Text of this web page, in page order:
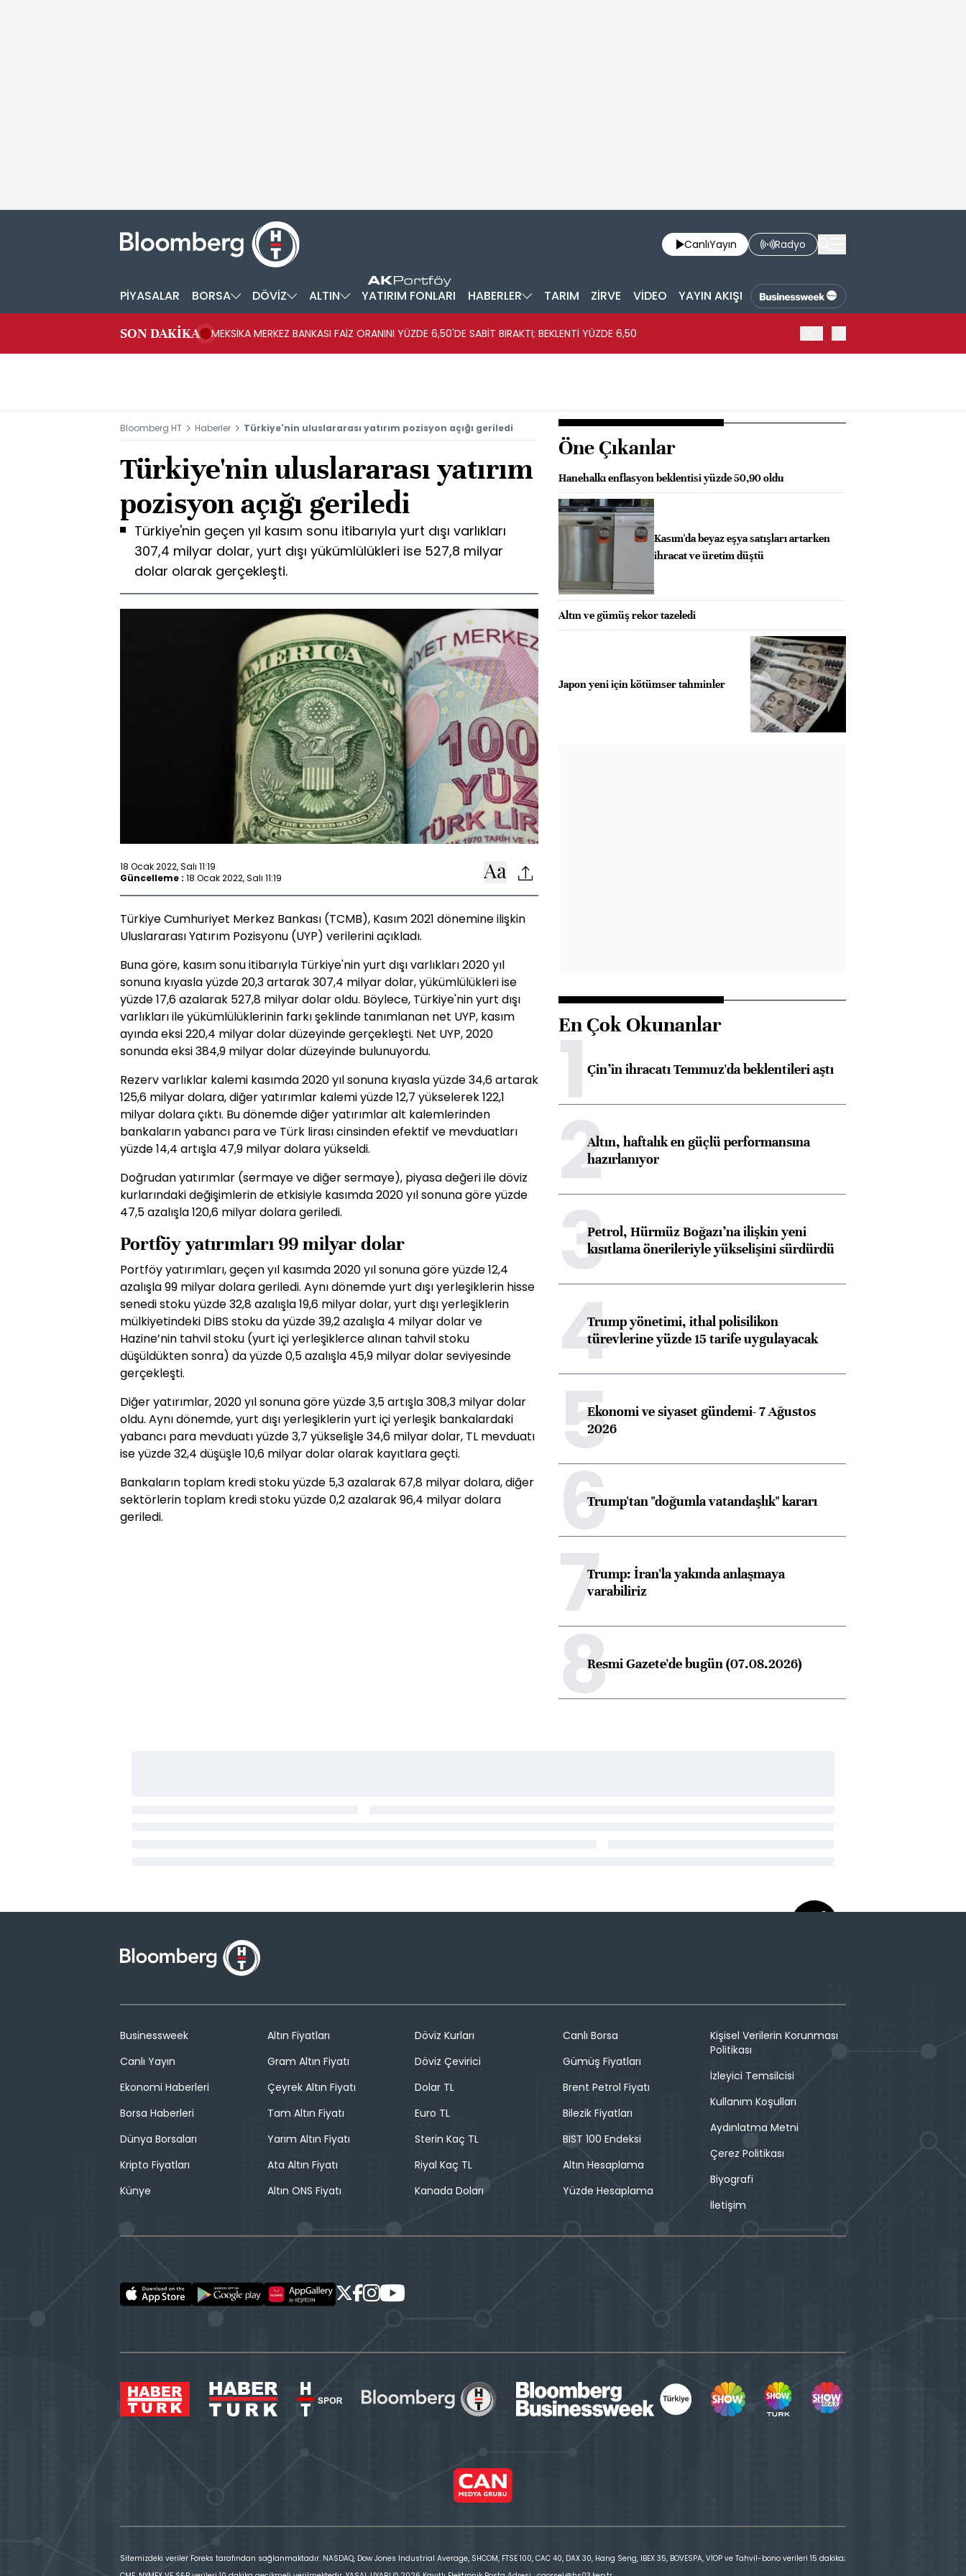
CanlıYayın Radyo
PİYASALAR BORSA DÖVİZ ALTIN YATIRIM FONLARI HABERLER TARIM ZİRVE VİDEO YAYIN AKIŞI
SON DAKİKA MEKSİKA MERKEZ BANKASI FAİZ ORANINI YÜZDE 6,50'DE SABİT BIRAKTI; BEKLENTİ YÜZDE 6,50
Bloomberg HT Haberler Türkiye'nin uluslararası yatırım pozisyon açığı geriledi
Türkiye'nin uluslararası yatırım
pozisyon açığı geriledi
Türkiye'nin geçen yıl kasım sonu itibarıyla yurt dışı varlıkları
307,4 milyar dolar, yurt dışı yükümlülükleri ise 527,8 milyar
dolar olarak gerçekleşti.
18 Ocak 2022, Salı 11:19
Güncelleme : 18 Ocak 2022, Salı 11:19
Türkiye Cumhuriyet Merkez Bankası (TCMB), Kasım 2021 dönemine ilişkin
Uluslararası Yatırım Pozisyonu (UYP) verilerini açıkladı.
Buna göre, kasım sonu itibarıyla Türkiye'nin yurt dışı varlıkları 2020 yıl
sonuna kıyasla yüzde 20,3 artarak 307,4 milyar dolar, yükümlülükleri ise
yüzde 17,6 azalarak 527,8 milyar dolar oldu. Böylece, Türkiye'nin yurt dışı
varlıkları ile yükümlülüklerinin farkı şeklinde tanımlanan net UYP, kasım
ayında eksi 220,4 milyar dolar düzeyinde gerçekleşti. Net UYP, 2020
sonunda eksi 384,9 milyar dolar düzeyinde bulunuyordu.
Rezerv varlıklar kalemi kasımda 2020 yıl sonuna kıyasla yüzde 34,6 artarak
125,6 milyar dolara, diğer yatırımlar kalemi yüzde 12,7 yükselerek 122,1
milyar dolara çıktı. Bu dönemde diğer yatırımlar alt kalemlerinden
bankaların yabancı para ve Türk lirası cinsinden efektif ve mevduatları
yüzde 14,4 artışla 47,9 milyar dolara yükseldi.
Doğrudan yatırımlar (sermaye ve diğer sermaye), piyasa değeri ile döviz
kurlarındaki değişimlerin de etkisiyle kasımda 2020 yıl sonuna göre yüzde
47,5 azalışla 120,6 milyar dolara geriledi.
Portföy yatırımları 99 milyar dolar
Portföy yatırımları, geçen yıl kasımda 2020 yıl sonuna göre yüzde 12,4
azalışla 99 milyar dolara geriledi. Aynı dönemde yurt dışı yerleşiklerin hisse
senedi stoku yüzde 32,8 azalışla 19,6 milyar dolar, yurt dışı yerleşiklerin
mülkiyetindeki DİBS stoku da yüzde 39,2 azalışla 4 milyar dolar ve
Hazine’nin tahvil stoku (yurt içi yerleşiklerce alınan tahvil stoku
düşüldükten sonra) da yüzde 0,5 azalışla 45,9 milyar dolar seviyesinde
gerçekleşti.
Diğer yatırımlar, 2020 yıl sonuna göre yüzde 3,5 artışla 308,3 milyar dolar
oldu. Aynı dönemde, yurt dışı yerleşiklerin yurt içi yerleşik bankalardaki
yabancı para mevduatı yüzde 3,7 yükselişle 34,6 milyar dolar, TL mevduatı
ise yüzde 32,4 düşüşle 10,6 milyar dolar olarak kayıtlara geçti.
Bankaların toplam kredi stoku yüzde 5,3 azalarak 67,8 milyar dolara, diğer
sektörlerin toplam kredi stoku yüzde 0,2 azalarak 96,4 milyar dolara
geriledi.
Öne Çıkanlar
Hanehalkı enflasyon beklentisi yüzde 50,90 oldu
Kasım'da beyaz eşya satışları artarken
ihracat ve üretim düştü
Altın ve gümüş rekor tazeledi
Japon yeni için kötümser tahminler
En Çok Okunanlar
1Çin’in ihracatı Temmuz'da beklentileri aştı
2Altın, haftalık en güçlü performansına
hazırlanıyor
3Petrol, Hürmüz Boğazı’na ilişkin yeni
kısıtlama önerileriyle yükselişini sürdürdü
4Trump yönetimi, ithal polisilikon
türevlerine yüzde 15 tarife uygulayacak
5Ekonomi ve siyaset gündemi- 7 Ağustos
2026
6Trump'tan "doğumla vatandaşlık" kararı
7Trump: İran'la yakında anlaşmaya
varabiliriz
8Resmi Gazete'de bugün (07.08.2026)
Businessweek
Canlı Yayın
Ekonomi Haberleri
Borsa Haberleri
Dünya Borsaları
Kripto Fiyatları
Künye
Altın Fiyatları
Gram Altın Fiyatı
Çeyrek Altın Fiyatı
Tam Altın Fiyatı
Yarım Altın Fiyatı
Ata Altın Fiyatı
Altın ONS Fiyatı
Döviz Kurları
Döviz Çevirici
Dolar TL
Euro TL
Sterin Kaç TL
Riyal Kaç TL
Kanada Doları
Canlı Borsa
Gümüş Fiyatları
Brent Petrol Fiyatı
Bilezik Fiyatları
BIST 100 Endeksi
Altın Hesaplama
Yüzde Hesaplama
Kişisel Verilerin Korunması
Politikası
İzleyici Temsilcisi
Kullanım Koşulları
Aydınlatma Metni
Çerez Politikası
Biyografi
İletişim
Sitemizdeki veriler Foreks tarafından sağlanmaktadır. NASDAQ, Dow Jones Industrial Average, SHCOM, FTSE 100, CAC 40, DAX 30, Hang Seng, IBEX 35, BOVESPA, VİOP ve Tahvil-bono verileri 15 dakika;